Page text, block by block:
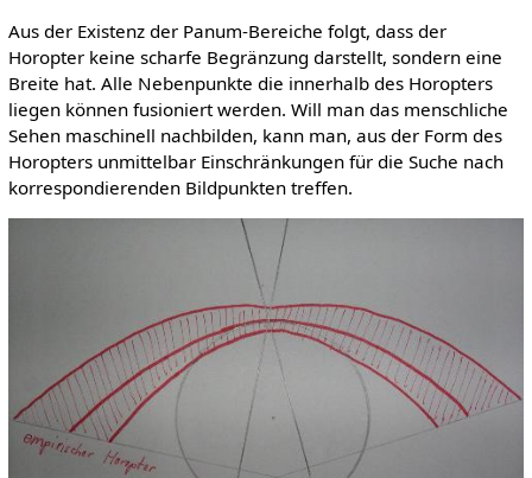
Aus der Existenz der Panum-Bereiche folgt, dass der
Horopter keine scharfe Begränzung darstellt, sondern eine
Breite hat. Alle Nebenpunkte die innerhalb des Horopters
liegen können fusioniert werden. Will man das menschliche
Sehen maschinell nachbilden, kann man, aus der Form des
Horopters unmittelbar Einschränkungen für die Suche nach
korrespondierenden Bildpunkten treffen.